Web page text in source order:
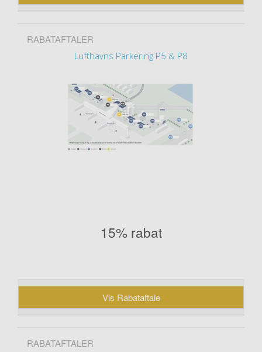
RABATAFTALER
Lufthavns Parkering P5 & P8
15% rabat
Vis Rabataftale
RABATAFTALER